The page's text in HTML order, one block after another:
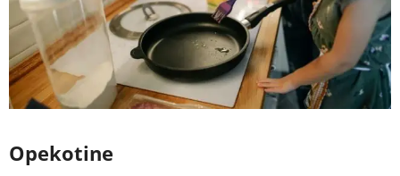
Opekotine